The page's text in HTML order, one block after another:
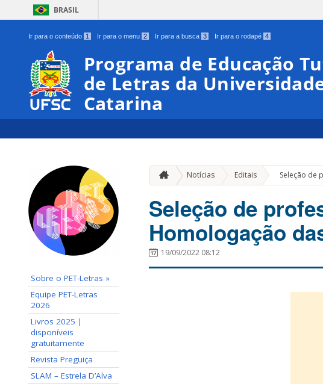
BRASIL
Ir para o conteúdo 1 Ir para o menu 2 Ir para a busca 3 Ir para o rodapé 4
Programa de Educação
de Letras da
Catarina
Sobre o PET-Letras »
Equipe PET-Letras
2026
Livros 2025 |
disponíveis
gratuitamente
Revista Preguiça
SLAM – Estrela D’Alva
Notícias Editais » Seleção de
Seleção de
Homologação
19/09/2022 08:12